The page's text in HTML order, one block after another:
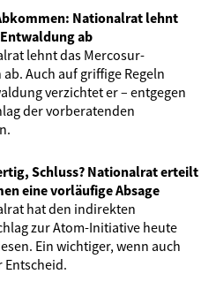
Nationalrat lehnt
ab
lehnt das Mercosur-
Auch auf griffige Regeln
verzichtet er – entgegen
der vorberatenden
Schluss? Nationalrat erteilt
eine vorläufige Absage
hat den indirekten
zur Atom-Initiative heute
Ein wichtiger, wenn auch